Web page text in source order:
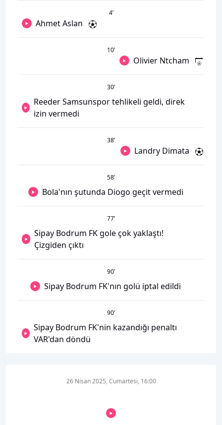
4’
Ahmet Aslan
10’
Olivier Ntcham
30’
Reeder Samsunspor tehlikeli geldi, direk
izin vermedi
38’
Landry Dimata
58’
Bola'nın şutunda Diogo geçit vermedi
77’
Sipay Bodrum FK gole çok yaklaştı!
Çizgiden çıktı
90’
Sipay Bodrum FK'nın golü iptal edildi
90’
Sipay Bodrum FK'nin kazandığı penaltı
VAR'dan döndü
26 Nisan 2025, Cumartesi, 16:00